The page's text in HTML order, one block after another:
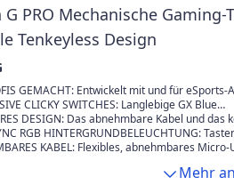
PRO Mechanische Gaming-
Tenkeyless Design
GEMACHT: Entwickelt mit und für eSports-
tenkeylosen Layout; Mehr Leistung,
und Präzision für Leistung auf hohem
CLICKY SWITCHES: Langlebige GX Blue
Schalter für einen hörbaren und fühlbaren
Tastendruck für professionelle Leistung
DESIGN: Das abnehmbare Kabel und das
Ziffernblock erleichtern den Transport und
Platz auf dem Turniertisch für Maus-
RGB HINTERGRUNDBELEUCHTUNG:
und betonen; Programmieren Sie
KABEL: Flexibles, abnehmbares Micro-
und einen zuverlässigen Transport
Mehr